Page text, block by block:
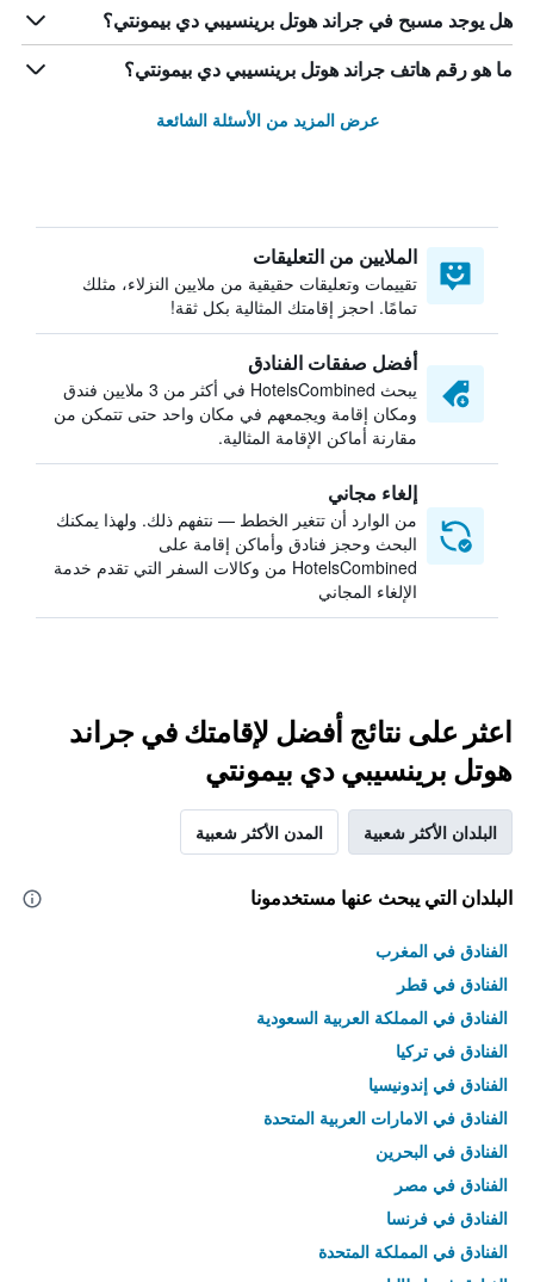
هل يوجد مسبح في جراند هوتل برينسيبي دي بيمونتي؟
ما هو رقم هاتف جراند هوتل برينسيبي دي بيمونتي؟
عرض المزيد من الأسئلة الشائعة
الملايين من التعليقات
تقييمات وتعليقات حقيقية من ملايين النزلاء، مثلك
تمامًا. احجز إقامتك المثالية بكل ثقة!
أفضل صفقات الفنادق
يبحث HotelsCombined في أكثر من 3 ملايين فندق
ومكان إقامة ويجمعهم في مكان واحد حتى تتمكن من
مقارنة أماكن الإقامة المثالية.
إلغاء مجاني
من الوارد أن تتغير الخطط — نتفهم ذلك. ولهذا يمكنك
البحث وحجز فنادق وأماكن إقامة على
HotelsCombined من وكالات السفر التي تقدم خدمة
الإلغاء المجاني
اعثر على نتائج أفضل لإقامتك في جراند
هوتل برينسيبي دي بيمونتي
البلدان الأكثر شعبية المدن الأكثر شعبية
البلدان التي يبحث عنها مستخدمونا
الفنادق في المغرب
الفنادق في قطر
الفنادق في المملكة العربية السعودية
الفنادق في تركيا
الفنادق في إندونيسيا
الفنادق في الامارات العربية المتحدة
الفنادق في البحرين
الفنادق في مصر
الفنادق في فرنسا
الفنادق في المملكة المتحدة